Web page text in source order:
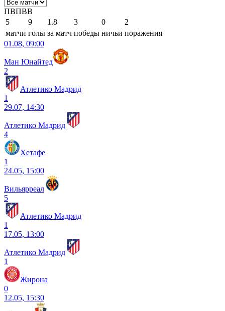
ПВПВВ
5
9 1.8 3 0
2
матчи голы за матч победы ничьи поражения
01.08, 09:00
Ман Юнайтед
2
Атлетико Мадрид
1
29.07, 14:30
Атлетико Мадрид
4
Хетафе
1
24.05, 15:00
Вильярреал
5
Атлетико Мадрид
1
17.05, 13:00
Атлетико Мадрид
1
Жирона
0
12.05, 15:30